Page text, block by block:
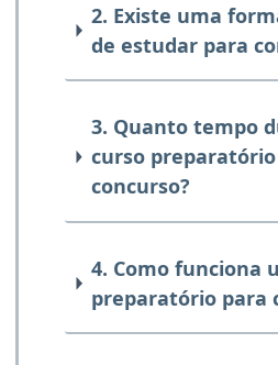
2. Existe uma
de estudar para
3. Quanto tempo
curso
concurso?
4. Como funciona
preparatório para